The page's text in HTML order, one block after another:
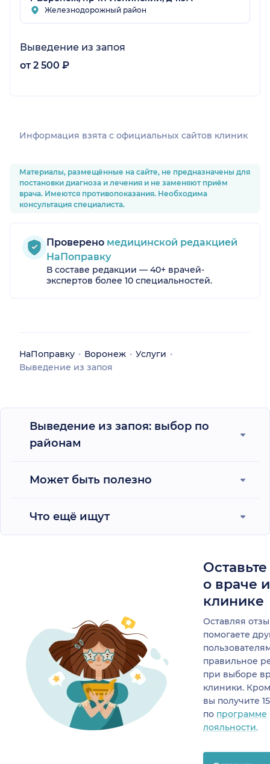
Железнодорожный район
Выведение из запоя
от 2 500 ₽
Информация взята c официальных сайтов клиник
Материалы, размещённые на сайте, не предназначены для
постановки диагноза и лечения и не заменяют приём
врача. Имеются противопоказания. Необходима
консультация специалиста.
Проверено медицинской редакцией
НаПоправку
В составе редакции — 40+ врачей-
экспертов более 10 специальностей.
НаПоправку Воронеж
Услуги
Выведение из запоя
Выведение из запоя: выбор по
районам
Может быть полезно
Что ещё ищут
о враче
клинике
Оставляя
помогаете
правильное
при выборе
клиники.
вы получите
по программе
лояльности.